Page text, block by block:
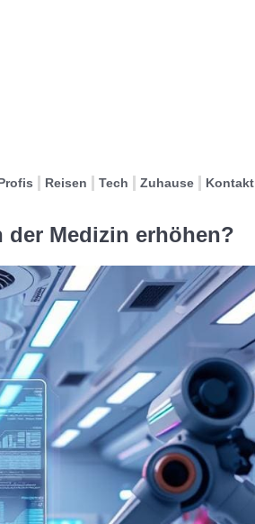
Reisen Tech Zuhause Kontakt
Medizin erhöhen?